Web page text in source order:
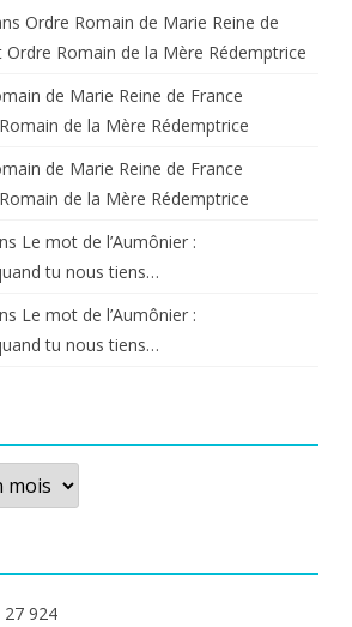
Ordre Romain de Marie Reine de
Ordre Romain de la Mère Rédemptrice
de Marie Reine de France
de la Mère Rédemptrice
de Marie Reine de France
de la Mère Rédemptrice
Le mot de l’Aumônier :
tu nous tiens…
Le mot de l’Aumônier :
tu nous tiens…
27 924